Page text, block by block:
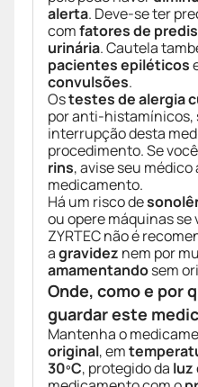
alerta. Deve-se ter
comfatores de
urinária. Cautela
pacientes epiléticos
convulsões.
Ostestes de alergia
por anti-histamínicos,
interrupção desta
procedimento. Se
rins, avise seu
medicamento.
Há um risco de
ou opere máquinas
ZYRTEC não é
agravidez nem por
amamentandosem
Onde, como e por
guardar este
Mantenha o
original, em
30ºC, protegido da luz